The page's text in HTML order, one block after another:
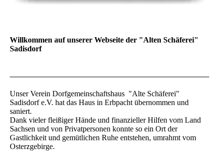
Willkommen auf unserer Webseite der "Alten Schäferei"
Sadisdorf
Unser Verein Dorfgemeinschaftshaus "Alte Schäferei"
Sadisdorf e.V. hat das Haus in Erbpacht übernommen und
saniert.
Dank vieler fleißiger Hände und finanzieller Hilfen vom Land
Sachsen und von Privatpersonen konnte so ein Ort der
Gastlichkeit und gemütlichen Ruhe entstehen, umrahmt vom
Osterzgebirge.